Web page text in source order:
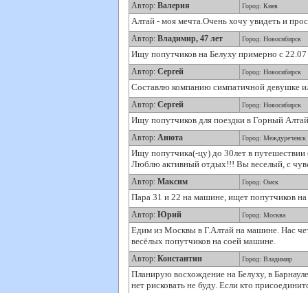
Автор: Валерия Город: Киев
Алтай - моя мечта.Очень хочу увидеть и
Автор: Владимир, 47 лет Город: Новосибирск
Ищу попутчиков на Белуху примерно с
Автор: Сергей Город: Новосибирск
Составлю компанию симпатичной девушке
Автор: Сергей Город: Новосибирск
Ищу попутчиков для поездки в Горный
Автор: Анюта Город: Междуреченск
Ищу попутчика(-цу) до 30лет в
Люблю активный отдых!!! Вы веселый, с
Автор: Максим Город: Омск
Пара 31 и 22 на машине, ищет попутчиков
Автор: Юрий Город: Москва
Едим из Москвы в Г.Алтай на машине. Нас
весёлых попутчиков на соей машине.
Автор: Константин Город: Владимир
Планирую восхождение на Белуху, в
нет рисковать не буду. Если кто